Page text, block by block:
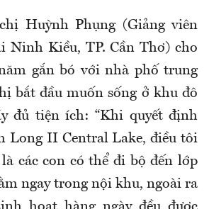
Huỳnh Phụng (Giảng viên
Ninh Kiều, TP. Cần Thơ) cho
gắn bó với nhà phố trung
bắt đầu muốn sống ở khu đô
đủ tiện ích: “Khi quyết định
Long II Central Lake, điều tôi
các con có thể đi bộ đến lớp
ngay trong nội khu, ngoài ra